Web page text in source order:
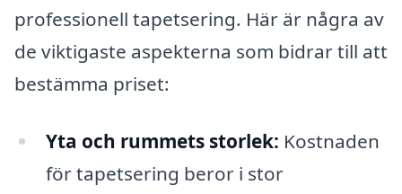
professionell tapetsering. Här är några av
de viktigaste aspekterna som bidrar till att
bestämma priset:
Yta och rummets storlek: Kostnaden
för tapetsering beror i stor